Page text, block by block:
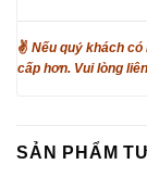
✌ Nếu quý khách
cấp hơn. Vui lòng
SẢN PHẨM